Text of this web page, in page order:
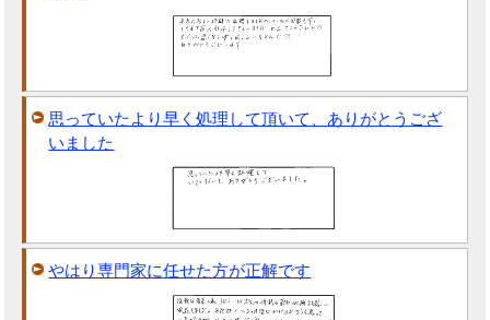
思っていたより早く処理して頂いて、ありがとうござ
いました
やはり専門家に任せた方が正解です